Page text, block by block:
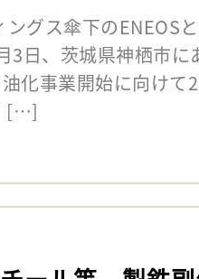
グス傘下のENEOS
3日、茨城県神栖市
化事業開始に向けて
[…]